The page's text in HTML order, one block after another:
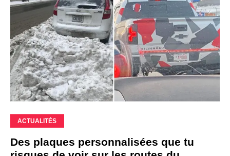
ACTUALITÉS
Des plaques personnalisées que tu